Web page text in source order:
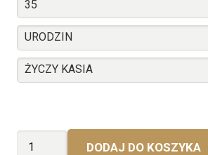
DODAJ DO KOSZYKA